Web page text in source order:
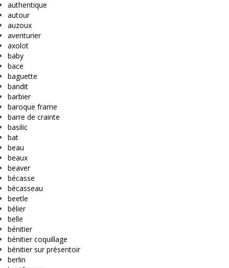
authentique
autour
auzoux
aventurier
axolot
baby
bace
baguette
bandit
barbier
baroque frame
barre de crainte
basilic
bat
beau
beaux
beaver
bécasse
bécasseau
beetle
bélier
belle
bénitier
bénitier coquillage
bénitier sur présentoir
berlin